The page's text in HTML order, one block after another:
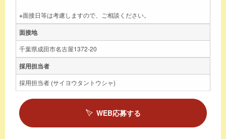
※面接日等は考慮しますので、ご相談ください。
面接地
千葉県成田市名古屋1372-20
採用担当者
採用担当者 (サイヨウタントウシャ)
WEB応募する